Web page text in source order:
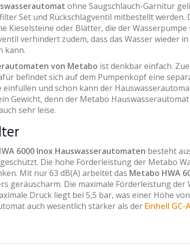
ohne Saugschlauch-Garnitur
Set und Rückschlagventil mitbestellt werden.
Kieselsteine oder Blätter, die der
verhindert zudem, dass das Wasser wieder
kann.
von Metabo ist denkbar einfach.
befindet sich auf dem Pumpenkopf eine
einfüllen und schon kann der
Gewicht, denn der Metabo
sehr leise.
6000 Inox Hauswasserautomaten besteht
Die hohe Förderleistung der Metabo
Mit nur 63 dB(A) arbeitet das Metabo HWA
geräuscharm. Die maximale Förderleistung
Druck liegt bei 5,5 bar, was einer Höhe
auch wesentlich stärker als der Einhell GC-